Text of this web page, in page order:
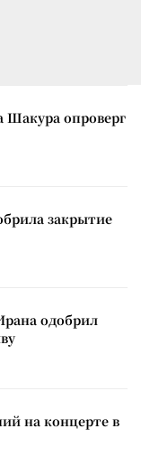
Шакура опроверг
закрытие
одобрил
на концерте в